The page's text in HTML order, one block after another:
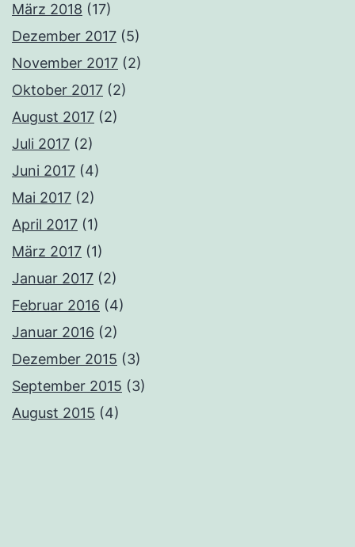
März 2018 (17)
Dezember 2017 (5)
November 2017 (2)
Oktober 2017 (2)
August 2017 (2)
Juli 2017 (2)
Juni 2017 (4)
Mai 2017 (2)
April 2017 (1)
März 2017 (1)
Januar 2017 (2)
Februar 2016 (4)
Januar 2016 (2)
Dezember 2015 (3)
September 2015 (3)
August 2015 (4)